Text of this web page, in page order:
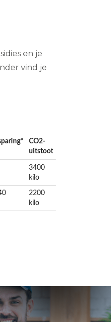
en je
vind je
CO2-
uitstoot
3400
kilo
2200
kilo